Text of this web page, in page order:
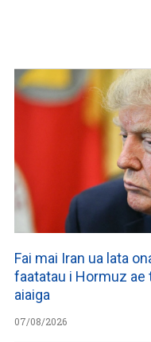
Fai mai Iran ua lata
faatatau i Hormuz ae
aiaiga
07/08/2026